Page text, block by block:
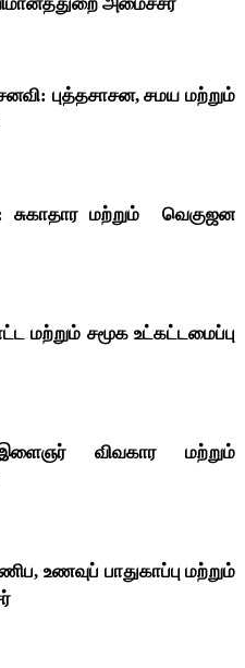
அமைச்சர்
புத்தசாசன, சமய மற்றும்
மற்றும் வெகுஜன
மற்றும் சமூக உட்கட்டமைப்பு
விவகார மற்றும்
உணவுப் பாதுகாப்பு மற்றும்